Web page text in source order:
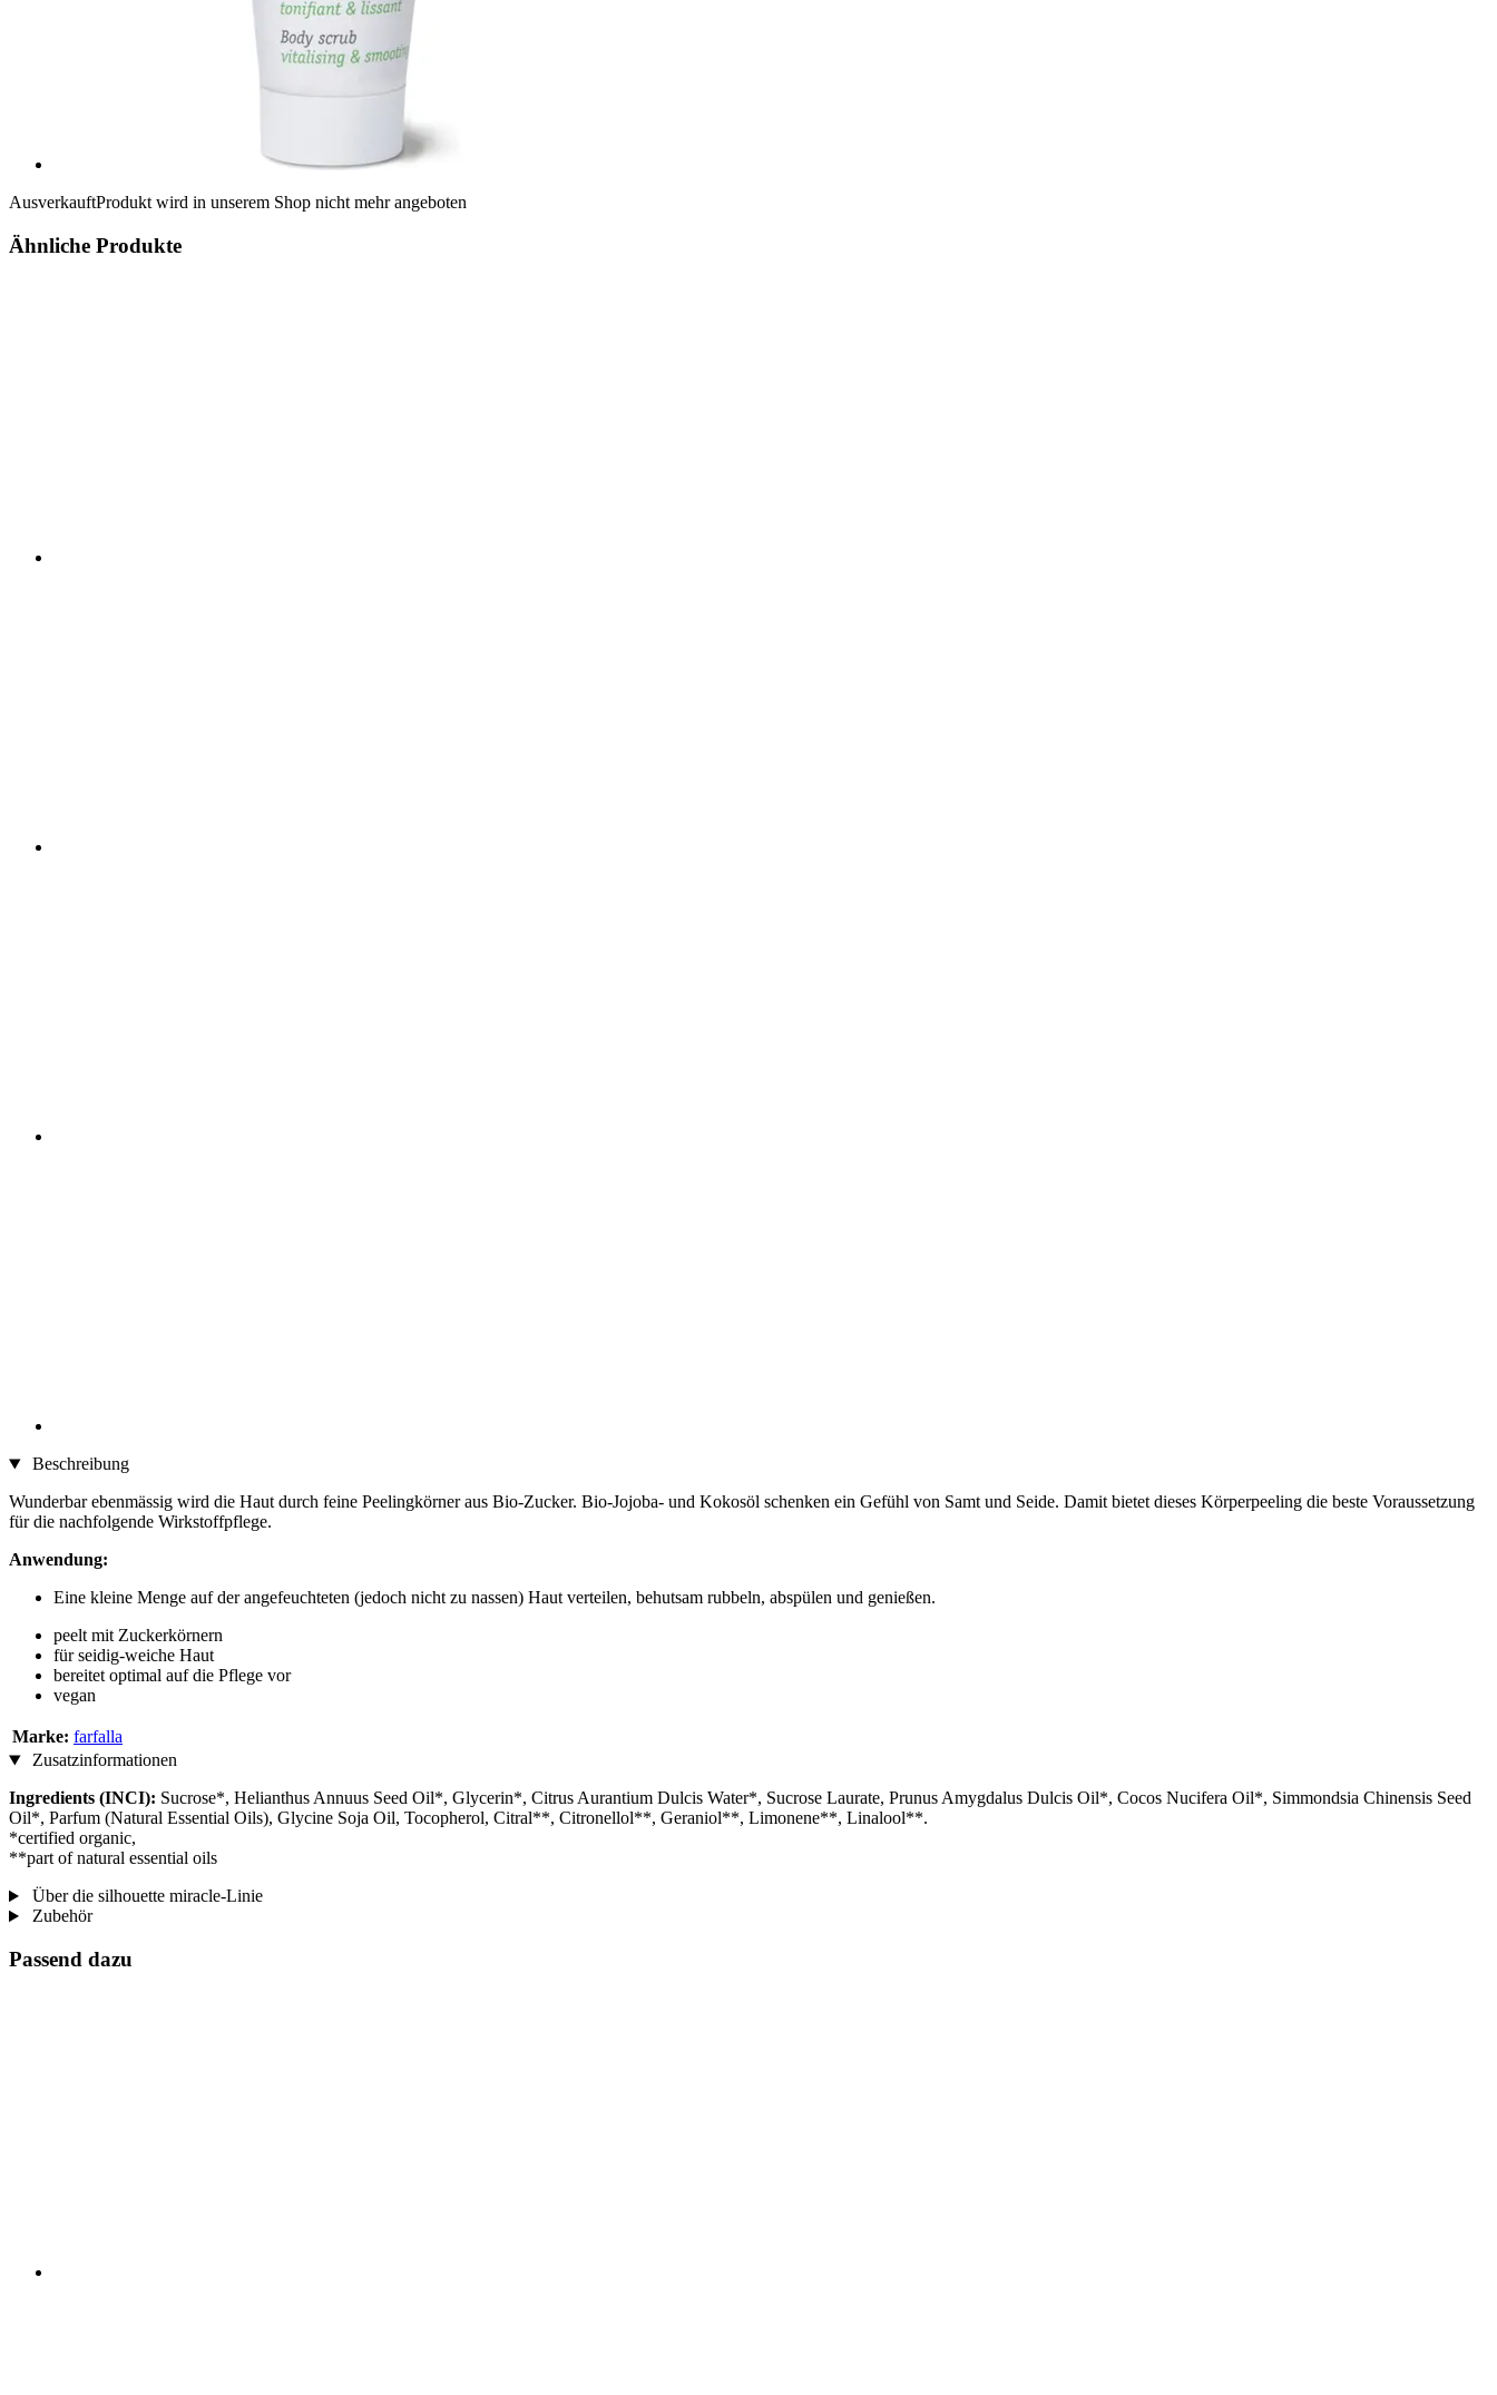
AusverkauftProdukt wird in unserem Shop nicht mehr angeboten
Ähnliche Produkte
Beschreibung
Wunderbar ebenmässig wird die Haut durch feine Peelingkörner aus Bio-Zucker. Bio-Jojoba- und Kokosöl schenken ein Gefühl von Samt und Seide. Damit bietet dieses Körperpeeling die beste Voraussetzung
für die nachfolgende Wirkstoffpflege.
Anwendung:
Eine kleine Menge auf der angefeuchteten (jedoch nicht zu nassen) Haut verteilen, behutsam rubbeln, abspülen und genießen.
peelt mit Zuckerkörnern
für seidig-weiche Haut
bereitet optimal auf die Pflege vor
vegan
Marke: farfalla
Zusatzinformationen
Ingredients (INCI): Sucrose*, Helianthus Annuus Seed Oil*, Glycerin*, Citrus Aurantium Dulcis Water*, Sucrose Laurate, Prunus Amygdalus Dulcis Oil*, Cocos Nucifera Oil*, Simmondsia Chinensis Seed
Oil*, Parfum (Natural Essential Oils), Glycine Soja Oil, Tocopherol, Citral**, Citronellol**, Geraniol**, Limonene**, Linalool**.
*certified organic,
**part of natural essential oils
Über die silhouette miracle-Linie
Zubehör
Passend dazu